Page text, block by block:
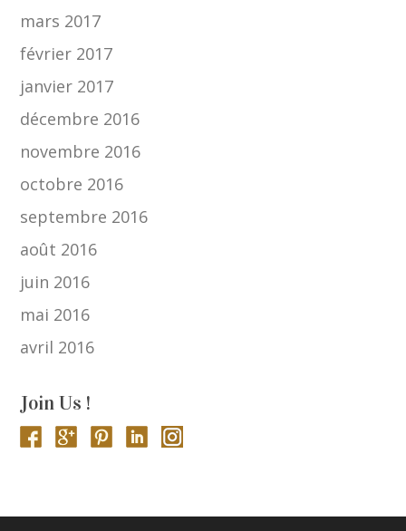
mars 2017
février 2017
janvier 2017
décembre 2016
novembre 2016
octobre 2016
septembre 2016
août 2016
juin 2016
mai 2016
avril 2016
Join Us !